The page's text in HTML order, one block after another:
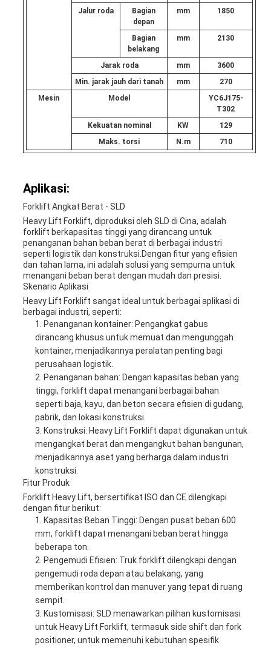
Jalur roda
Bagian
depan
mm 1850
Bagian
belakang
mm 2130
Jarak roda mm
3600
Min. jarak jauh dari tanah
mm
270
Mesin
Model
YC6J175-
T302
Kekuatan nominal
KW
129
Maks. torsi
N.m 710
Aplikasi:
Forklift Angkat Berat - SLD
Heavy Lift Forklift, diproduksi oleh SLD di Cina, adalah
forklift berkapasitas tinggi yang dirancang untuk
penanganan bahan beban berat di berbagai industri
seperti logistik dan konstruksi.Dengan fitur yang efisien
dan tahan lama, ini adalah solusi yang sempurna untuk
menangani beban berat dengan mudah dan presisi.
Skenario Aplikasi
Heavy Lift Forklift sangat ideal untuk berbagai aplikasi di
berbagai industri, seperti:
Penanganan kontainer: Pengangkat gabus
dirancang khusus untuk memuat dan mengunggah
kontainer, menjadikannya peralatan penting bagi
perusahaan logistik.
Penanganan bahan: Dengan kapasitas beban yang
tinggi, forklift dapat menangani berbagai bahan
seperti baja, kayu, dan beton secara efisien di gudang,
pabrik, dan lokasi konstruksi.
Konstruksi: Heavy Lift Forklift dapat digunakan untuk
mengangkat berat dan mengangkut bahan bangunan,
menjadikannya aset yang berharga dalam industri
konstruksi.
Fitur Produk
Forklift Heavy Lift, bersertifikat ISO dan CE dilengkapi
dengan fitur berikut:
Kapasitas Beban Tinggi: Dengan pusat beban 600
mm, forklift dapat menangani beban berat hingga
beberapa ton.
Pengemudi Efisien: Truk forklift dilengkapi dengan
pengemudi roda depan atau belakang, yang
memberikan kontrol dan manuver yang tepat di ruang
sempit.
Kustomisasi: SLD menawarkan pilihan kustomisasi
untuk Heavy Lift Forklift, termasuk side shift dan fork
positioner, untuk memenuhi kebutuhan spesifik